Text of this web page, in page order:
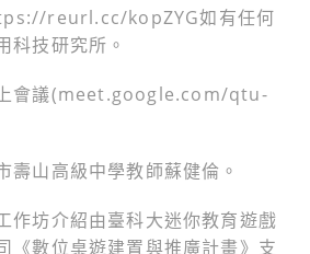
reurl.cc/kopZYG如有任何
科技研究所。
會議(meet.google.com/qtu-
壽山高級中學教師蘇健倫。
作坊介紹由臺科大迷你教育遊戲
《數位桌遊建置與推廣計畫》支